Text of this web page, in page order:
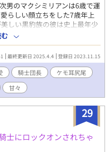
男のマクシミリアンは6歳で運
らしい顔立ちをした7歳年上
しい黒豹族の彼は史上最年少
歳でヴェルナーを手に入れる
ェルナーを手に入れるまでの
。 『最強の黒豹騎士団長は新
した』のマクシミリアンside
予定ですが、分けて書いてみ
最終更新日 2025.4.4 登録日 2023.11.15
騎士団長
ケモ耳尻尾
甘々
29
士にロックオンされちゃ